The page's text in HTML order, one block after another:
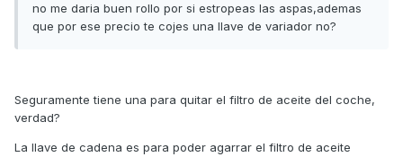
no me daria buen rollo por si estropeas las aspas,ademas
que por ese precio te cojes una llave de variador no?
Seguramente tiene una para quitar el filtro de aceite del coche,
verdad?
La llave de cadena es para poder agarrar el filtro de aceite